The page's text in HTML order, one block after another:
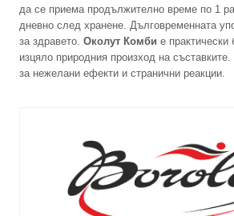
да се приема продължително време по 1
дневно след хранене. Дълговременната
за здравето. Околут Комби е практически
изцяло природния произход на
за нежелани ефекти и странични реакции.